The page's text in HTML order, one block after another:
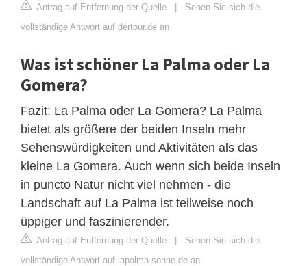
Antrag auf Entfernung der Quelle | Sehen Sie sich die
vollständige Antwort auf dertour.de an
Was ist schöner La Palma oder La
Gomera?
Fazit: La Palma oder La Gomera? La Palma
bietet als größere der beiden Inseln mehr
Sehenswürdigkeiten und Aktivitäten als das
kleine La Gomera. Auch wenn sich beide Inseln
in puncto Natur nicht viel nehmen - die
Landschaft auf La Palma ist teilweise noch
üppiger und faszinierender.
Antrag auf Entfernung der Quelle | Sehen Sie sich die
vollständige Antwort auf lapalma-sonne.de an